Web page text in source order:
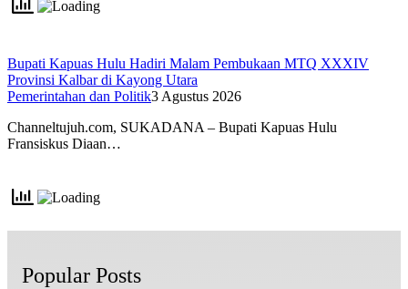
Bupati Kapuas Hulu Hadiri Malam Pembukaan MTQ XXXIV
Provinsi Kalbar di Kayong Utara
Pemerintahan dan Politik3 Agustus 2026
Channeltujuh.com, SUKADANA – Bupati Kapuas Hulu
Fransiskus Diaan…
Popular Posts